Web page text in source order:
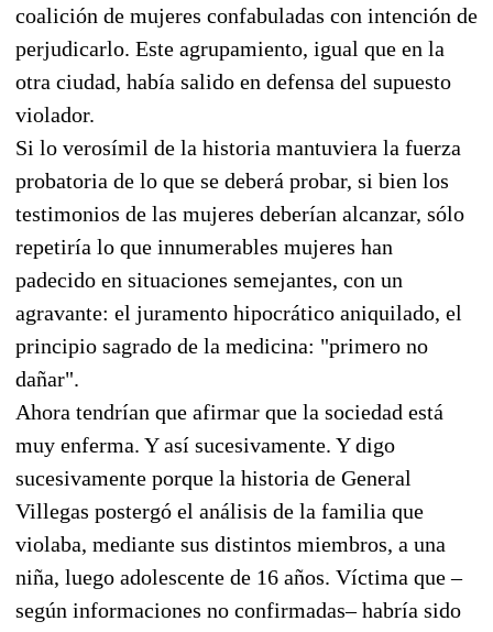
coalición de mujeres confabuladas con intención de
perjudicarlo. Este agrupamiento, igual que en la
otra ciudad, había salido en defensa del supuesto
violador.
Si lo verosímil de la historia mantuviera la fuerza
probatoria de lo que se deberá probar, si bien los
testimonios de las mujeres deberían alcanzar, sólo
repetiría lo que innumerables mujeres han
padecido en situaciones semejantes, con un
agravante: el juramento hipocrático aniquilado, el
principio sagrado de la medicina: "primero no
dañar".
Ahora tendrían que afirmar que la sociedad está
muy enferma. Y así sucesivamente. Y digo
sucesivamente porque la historia de General
Villegas postergó el análisis de la familia que
violaba, mediante sus distintos miembros, a una
niña, luego adolescente de 16 años. Víctima que –
según informaciones no confirmadas– habría sido